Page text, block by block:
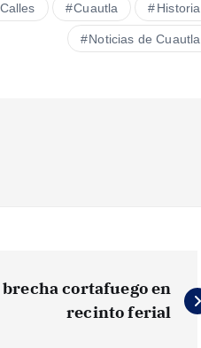
Calles Cuautla Historia
Noticias de Cuautla
cortafuego en
recinto ferial